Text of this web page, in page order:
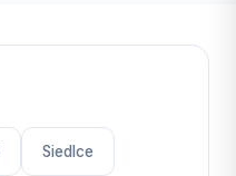
Siedlce